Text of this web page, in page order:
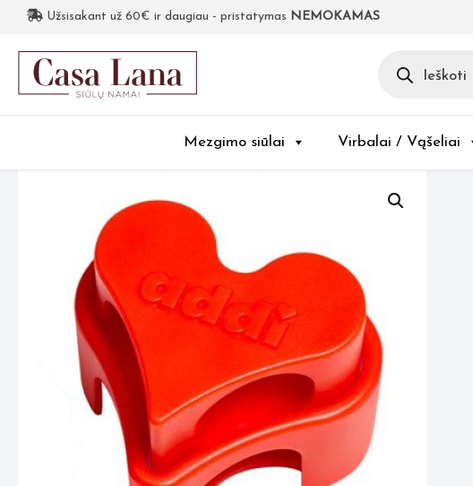
Užsisakant už 60€ ir daugiau - pristatymas NEMOKAMAS
search
Mezgimo siūlai Virbalai / Vąšeliai